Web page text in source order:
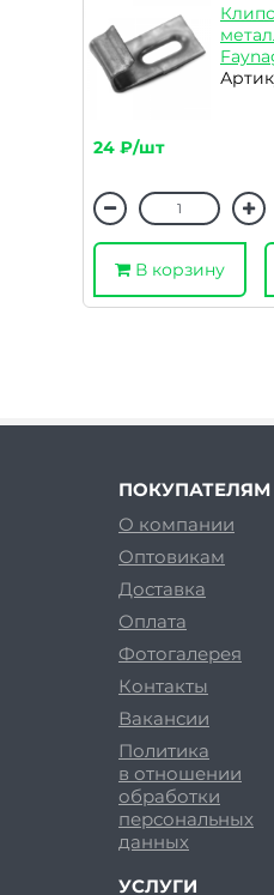
24 ₽/шт
В корзину
ПОКУПАТЕЛЯМ
О компании
Оптовикам
Доставка
Оплата
Фотогалерея
Контакты
Вакансии
Политика
в отношении
обработки
персональных
данных
УСЛУГИ